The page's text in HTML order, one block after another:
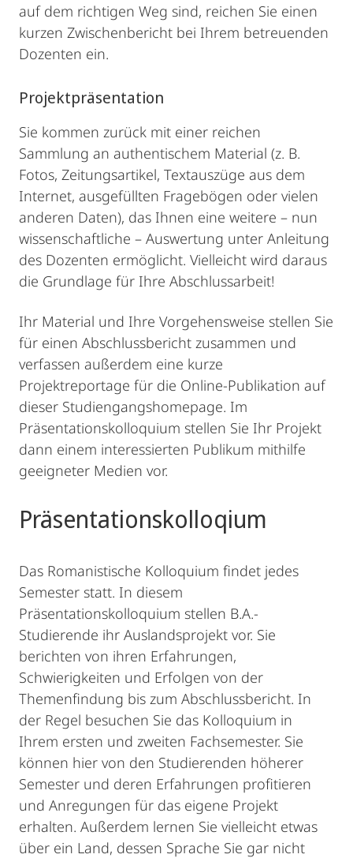
auf dem richtigen Weg sind, reichen Sie einen
kurzen Zwischenbericht bei Ihrem betreuenden
Dozenten ein.
Projektpräsentation
Sie kommen zurück mit einer reichen
Sammlung an authentischem Material (z. B.
Fotos, Zeitungsartikel, Textauszüge aus dem
Internet, ausgefüllten Fragebögen oder vielen
anderen Daten), das Ihnen eine weitere – nun
wissenschaftliche – Auswertung unter Anleitung
des Dozenten ermöglicht. Vielleicht wird daraus
die Grundlage für Ihre Abschlussarbeit!
Ihr Material und Ihre Vorgehensweise stellen Sie
für einen Abschlussbericht zusammen und
verfassen außerdem eine kurze
Projektreportage für die Online-Publikation auf
dieser Studiengangshomepage. Im
Präsentationskolloquium stellen Sie Ihr Projekt
dann einem interessierten Publikum mithilfe
geeigneter Medien vor.
Präsentationskolloqium
Das Romanistische Kolloquium findet jedes
Semester statt. In diesem
Präsentationskolloquium stellen B.A.-
Studierende ihr Auslandsprojekt vor. Sie
berichten von ihren Erfahrungen,
Schwierigkeiten und Erfolgen von der
Themenfindung bis zum Abschlussbericht. In
der Regel besuchen Sie das Kolloquium in
Ihrem ersten und zweiten Fachsemester. Sie
können hier von den Studierenden höherer
Semester und deren Erfahrungen profitieren
und Anregungen für das eigene Projekt
erhalten. Außerdem lernen Sie vielleicht etwas
über ein Land, dessen Sprache Sie gar nicht